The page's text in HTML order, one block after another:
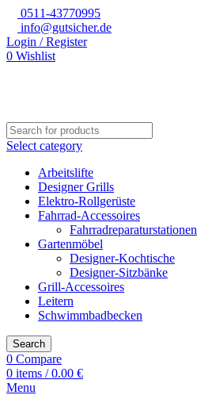
0511-43770995
info@gutsicher.de
Login / Register
0 Wishlist
Select category
Arbeitslifte
Designer Grills
Elektro-Rollgerüste
Fahrrad-Accessoires
Fahrradreparaturstationen
Gartenmöbel
Designer-Kochtische
Designer-Sitzbänke
Grill-Accessoires
Leitern
Schwimmbadbecken
Search
0 Compare
0 items / 0.00 €
Menu